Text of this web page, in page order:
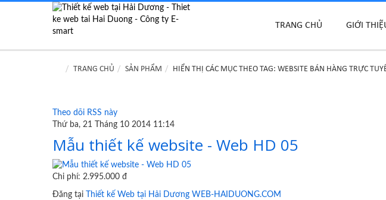
TRANG CHỦ GIỚI
TRANG CHỦ SẢN PHẨM HIỂN THỊ CÁC MỤC THEO TAG: WEBSITE BÁN HÀNG TRỰC
Theo dõi RSS này
Thứ ba, 21 Tháng 10 2014 11:14
Mẫu thiết kế website - Web HD 05
Chi phí: 2.995.000 đ
Đăng tại
Thiết kế Web tại Hải Dương WEB-HAIDUONG.COM